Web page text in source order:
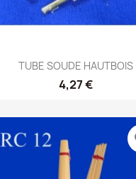
 Aperçu rapide
TUBE SOUDE HAUTBOIS
4,27 €